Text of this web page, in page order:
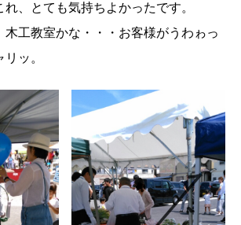
、とても気持ちよかったです。
木工教室かな・・・お客様がうわゎっ
ッ。